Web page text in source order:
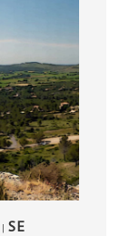
|SE